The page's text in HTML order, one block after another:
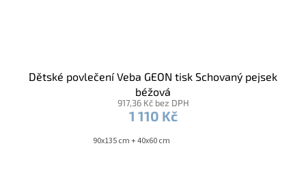
Dětské povlečení Veba GEON tisk Schovaný pejsek
béžová
917,36 Kč bez DPH
1 110 Kč
90x135 cm + 40x60 cm